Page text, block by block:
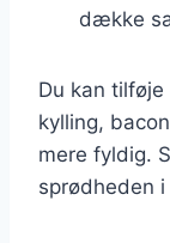
dække
Du kan
kylling,
mere fyldig.
sprødheden